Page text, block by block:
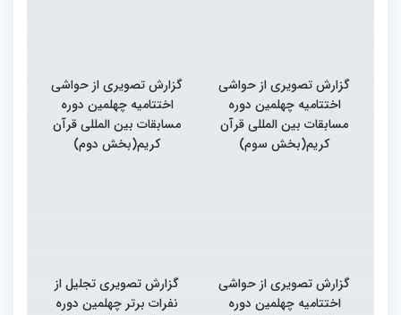
گزارش تصویری از حواشی
اختتامیه چهلمین دوره
مسابقات بین المللی قرآن
کریم(بخش سوم)
گزارش تصویری از حواشی
اختتامیه چهلمین دوره
مسابقات بین المللی قرآن
کریم(بخش دوم)
گزارش تصویری از حواشی
اختتامیه چهلمین دوره
گزارش تصویری تجلیل از
نفرات برتر چهلمین دوره